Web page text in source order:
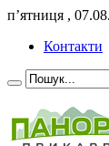
п’ятниця ,
Контакти